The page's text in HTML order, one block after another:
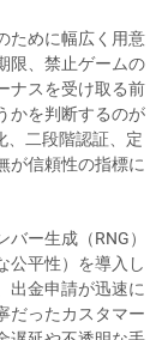
ために幅広く用意
限、禁止ゲームの
ナスを受け取る前
かを判断するのが
、二段階認証、定
が信頼性の指標に
ー生成（RNG）
公平性）を導入し
出金申請が迅速に
だったカスタマー